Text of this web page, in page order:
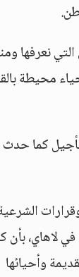
نعرفها
محيطة
كما حدث
لاهاي، بأن
ببلدتها القديمة وأحيائها